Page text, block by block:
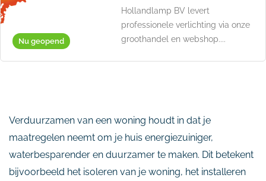
Nu geopend
Hollandlamp BV levert
professionele verlichting via onze
groothandel en webshop....
Verduurzamen van een woning houdt in dat je
maatregelen neemt om je huis energiezuiniger,
waterbesparender en duurzamer te maken. Dit betekent
bijvoorbeeld het isoleren van je woning, het installeren